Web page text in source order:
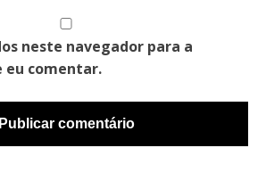
neste navegador para a
eu comentar.